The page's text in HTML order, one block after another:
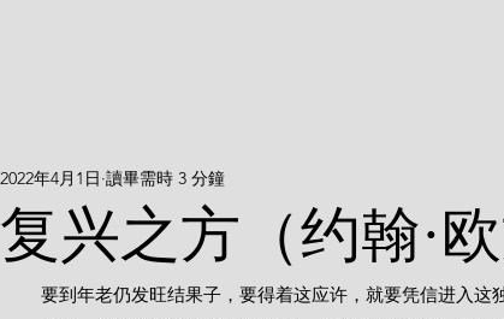
复兴之方（约翰·欧
2022年4月1日 讀畢需時 3 分鐘
要到年老仍发旺结果子，要得着这应许，就要凭信进入这